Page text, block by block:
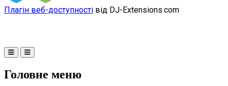
Плагін веб-доступності від DJ-Extensions.com
Головне меню